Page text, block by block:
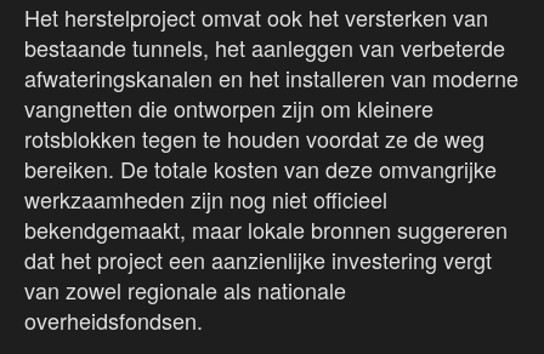
Het herstelproject omvat ook het versterken van
bestaande tunnels, het aanleggen van verbeterde
afwateringskanalen en het installeren van moderne
vangnetten die ontworpen zijn om kleinere
rotsblokken tegen te houden voordat ze de weg
bereiken. De totale kosten van deze omvangrijke
werkzaamheden zijn nog niet officieel
bekendgemaakt, maar lokale bronnen suggereren
dat het project een aanzienlijke investering vergt
van zowel regionale als nationale
overheidsfondsen.